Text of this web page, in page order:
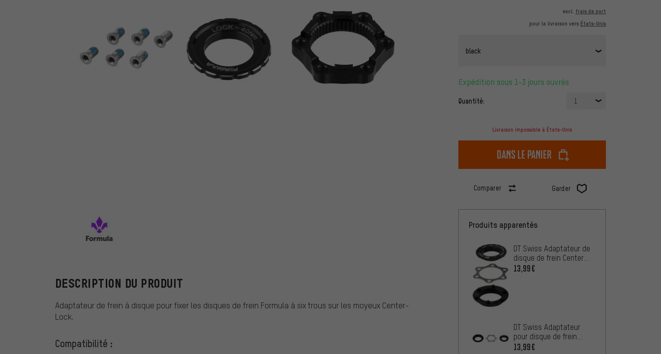
excl. frais de port
pour la livraison vers États-Unis
black
Expédition sous 1-3 jours ouvrés
Quantité: 1
Livraison impossible à États-Unis
dans le panier
Comparer Garder
DESCRIPTION DU PRODUIT
Adaptateur de frein à disque pour fixer les disques de frein Formula à six trous sur les moyeux Center-
Lock.
Compatibilité :
Produits apparentés
DT Swiss Adaptateur de
disque de frein Center
Lock à 6 trous pour VTT
13,99€
DT Swiss Adaptateur
pour disque de frein
Center Lock vers 6
13,99€